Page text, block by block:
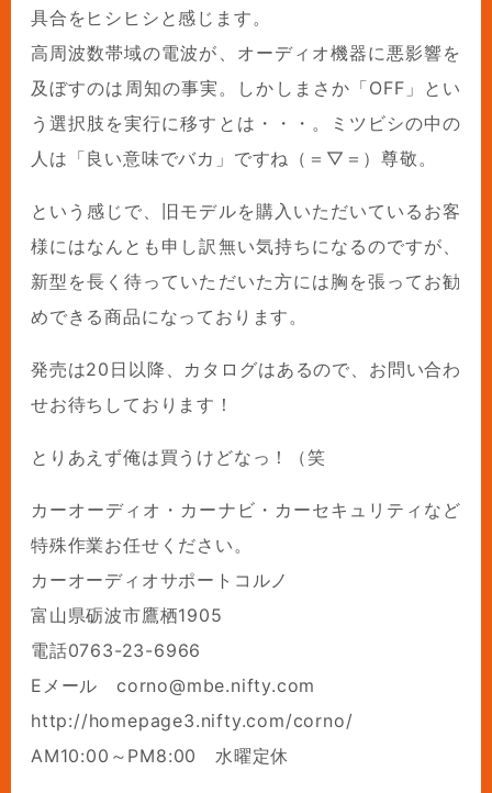
具合をヒシヒシと感じます。
高周波数帯域の電波が、オーディオ機器に悪影響を
及ぼすのは周知の事実。しかしまさか「OFF」とい
う選択肢を実行に移すとは・・・。ミツビシの中の
人は「良い意味でバカ」ですね（＝▽＝）尊敬。
という感じで、旧モデルを購入いただいているお客
様にはなんとも申し訳無い気持ちになるのですが、
新型を長く待っていただいた方には胸を張ってお勧
めできる商品になっております。
発売は20日以降、カタログはあるので、お問い合わ
せお待ちしております！
とりあえず俺は買うけどなっ！（笑
カーオーディオ・カーナビ・カーセキュリティなど
特殊作業お任せください。
カーオーディオサポートコルノ
富山県砺波市鷹栖1905
電話0763-23-6966
Eメール corno@mbe.nifty.com
http://homepage3.nifty.com/corno/
AM10:00～PM8:00 水曜定休